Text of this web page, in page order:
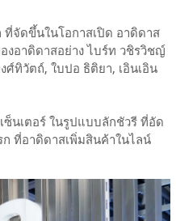
ที่จัดขึ้นในโอกาสเปิด อาดิดาส
งอาดิดาสอย่าง ไบร์ท วชิรวิชญ์
ทิวัตถ์, ใบปอ ธิติยา, เอินเอิน
ซ็นเตอร์ ในรูปแบบลักชัวรี ที่อัด
ที่อาดิดาสเพิ่มสินค้าในไลน์